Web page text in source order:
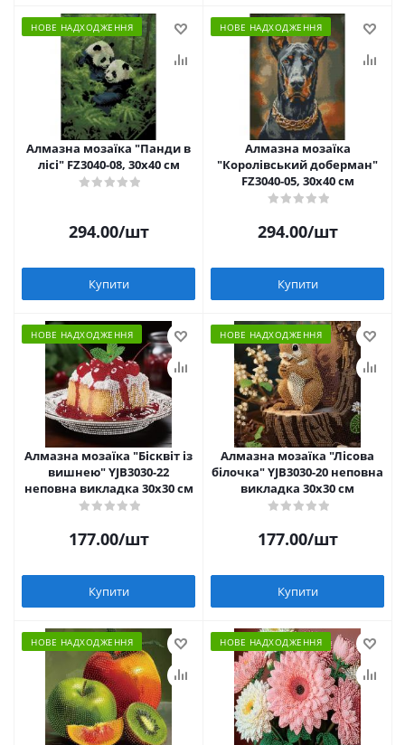
НОВЕ НАДХОДЖЕННЯ
Алмазна мозаїка "Панди в
лісі" FZ3040-08, 30х40 см
294.00/шт
Купити
НОВЕ НАДХОДЖЕННЯ
Алмазна мозаїка
"Королівський доберман"
FZ3040-05, 30х40 см
294.00/шт
Купити
НОВЕ НАДХОДЖЕННЯ
Алмазна мозаїка "Бісквіт із
вишнею" YJB3030-22
неповна викладка 30х30 см
177.00/шт
Купити
НОВЕ НАДХОДЖЕННЯ
Алмазна мозаїка "Лісова
білочка" YJB3030-20 неповна
викладка 30х30 см
177.00/шт
Купити
НОВЕ НАДХОДЖЕННЯ НОВЕ НАДХОДЖЕННЯ